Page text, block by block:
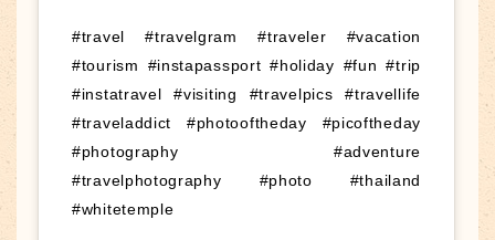
#travel #travelgram #traveler #vacation
#tourism #instapassport #holiday #fun #trip
#instatravel #visiting #travelpics #travellife
#traveladdict #photooftheday #picoftheday
#photography #adventure
#travelphotography #photo #thailand
#whitetemple